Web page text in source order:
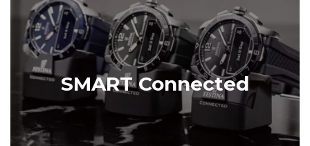
SMART Connected